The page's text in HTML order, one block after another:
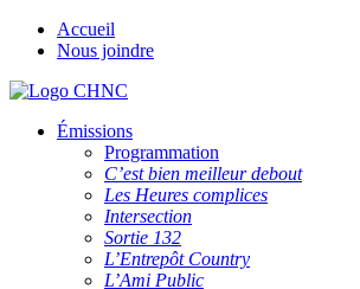
Accueil
Nous joindre
Émissions
Programmation
C’est bien meilleur debout
Les Heures complices
Intersection
Sortie 132
L’Entrepôt Country
L’Ami Public